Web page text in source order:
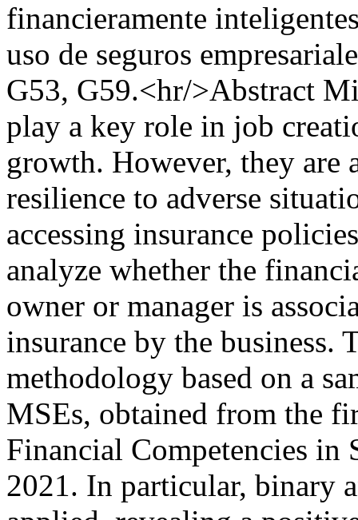
financieramente
uso de seguros
G53, G59.<hr/>Abstract
play a key role in job
growth. However, they are
resilience to adverse
accessing insurance
analyze whether the
owner or manager is
insurance by the business.
methodology based on a
MSEs, obtained from the
Financial Competencies in
2021. In particular, binary